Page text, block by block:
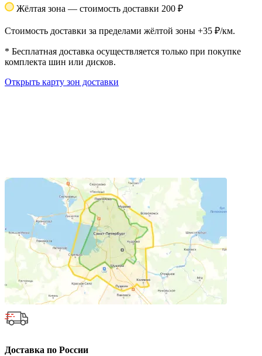
Жёлтая зона — стоимость доставки 200 ₽
Стоимость доставки за пределами жёлтой зоны +35 ₽/км.
* Бесплатная доставка осуществляется только при покупке
комплекта шин или дисков.
Открыть карту зон доставки
Доставка по России